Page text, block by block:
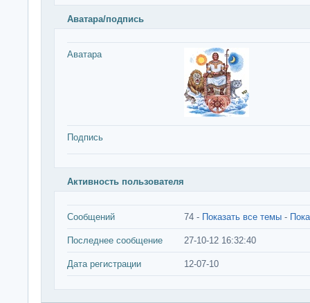
Аватара/подпись
Аватара
Подпись
Активность пользователя
Сообщений 74 - Показать все темы -
Последнее сообщение 27-10-12 16:32:40
Дата регистрации 12-07-10